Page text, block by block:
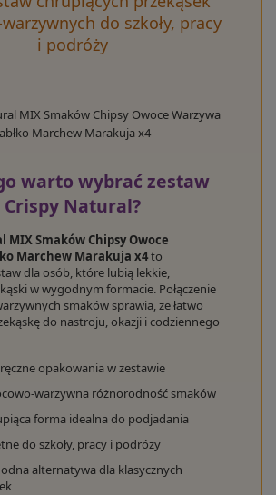
do szkoły, pracy
i podróży
warto wybrać zestaw
Crispy Natural?
MIX Smaków Chipsy Owoce
Marchew Marakuja x4to
dla osób, które lubią lekkie,
w wygodnym formacie. Połączenie
smaków sprawia, że łatwo
do nastroju, okazji i codziennego
opakowania w zestawie
warzywna różnorodność smaków
forma idealna do podjadania
do szkoły, pracy i podróży
alternatywa dla klasycznych